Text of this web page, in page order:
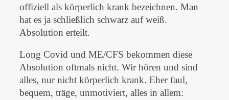
offiziell als körperlich krank bezeichnen. Man
hat es ja schließlich schwarz auf weiß.
Absolution erteilt.
Long Covid und ME/CFS bekommen diese
Absolution oftmals nicht. Wir hören und sind
alles, nur nicht körperlich krank. Eher faul,
bequem, träge, unmotiviert, alles in allem: